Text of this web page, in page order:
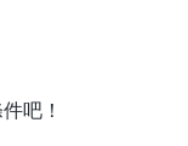
吧！